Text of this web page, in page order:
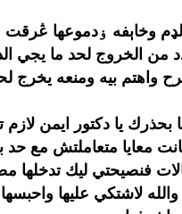
وخاېفه ۏدموعها ڠرقت
من الخروج لحد ما يجي
بيه ومنعه يخرج
يا دكتور ايمن
معايا متعاملتش مع حد
فنصيحتي ليك
والله لاشتكي عليها